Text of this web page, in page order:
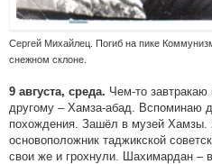
Сергей Михайлец. Погиб на пике
снежном склоне.
9 августа, среда. Чем-то
другому – Хамза-абад. Вспоминаю
похождения. Зашёл в музей Хамзы.
основоположник таджикской
свои же и грохнули. Шахимардан –